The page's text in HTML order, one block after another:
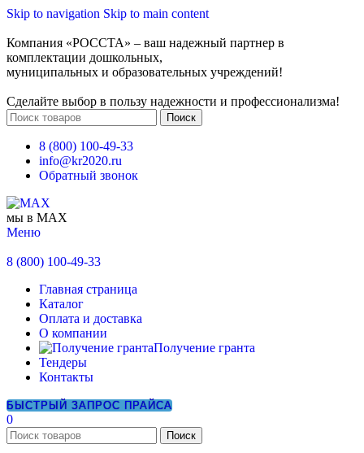
Skip to navigation Skip to main content
Компания «РОССТА» – ваш надежный партнер в
комплектации дошкольных,
муниципальных и образовательных учреждений!
Сделайте выбор в пользу надежности и профессионализма!
Поиск
8 (800) 100-49-33
info@kr2020.ru
Обратный звонок
мы в MAX
Меню
8 (800) 100-49-33
Главная страница
Каталог
Оплата и доставка
О компании
Получение гранта
Тендеры
Контакты
БЫСТРЫЙ ЗАПРОС ПРАЙСА
0
Поиск